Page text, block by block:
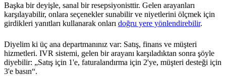
Başka bir deyişle, sanal bir resepsiyonisttir. Gelen arayanları
karşılayabilir, onlara seçenekler sunabilir ve niyetlerini ölçmek için
girdikleri yanıtları kullanarak onları doğru yere yönlendirebilir.
Diyelim ki üç ana departmanınız var: Satış, finans ve müşteri
hizmetleri. IVR sistemi, gelen bir arayanı karşıladıktan sonra şöyle
diyebilir: „Satış için 1'e, faturalandırma için 2'ye, müşteri desteği için
3'e basın“.